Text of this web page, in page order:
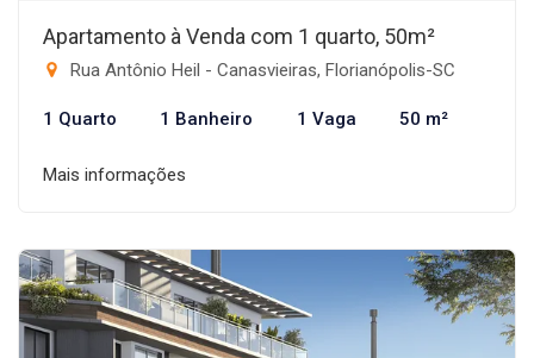
Apartamento à Venda com 1 quarto, 50m²
Rua Antônio Heil - Canasvieiras, Florianópolis-SC
1 Quarto 1 Banheiro 1 Vaga 50 m²
Mais informações